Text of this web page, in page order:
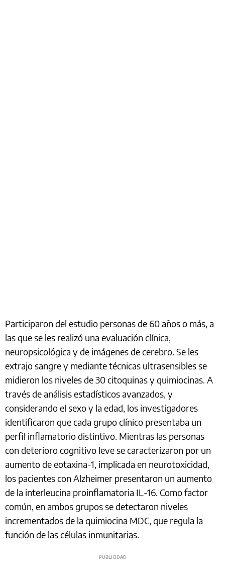
Participaron del estudio personas de 60 años o más, a
las que se les realizó una evaluación clínica,
neuropsicológica y de imágenes de cerebro. Se les
extrajo sangre y mediante técnicas ultrasensibles se
midieron los niveles de 30 citoquinas y quimiocinas. A
través de análisis estadísticos avanzados, y
considerando el sexo y la edad, los investigadores
identificaron que cada grupo clínico presentaba un
perfil inflamatorio distintivo. Mientras las personas
con deterioro cognitivo leve se caracterizaron por un
aumento de eotaxina-1, implicada en neurotoxicidad,
los pacientes con Alzheimer presentaron un aumento
de la interleucina proinflamatoria IL-16. Como factor
común, en ambos grupos se detectaron niveles
incrementados de la quimiocina MDC, que regula la
función de las células inmunitarias.